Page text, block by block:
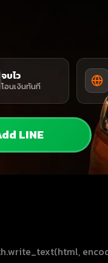
จบไว
โอนเงินทันที
LINE